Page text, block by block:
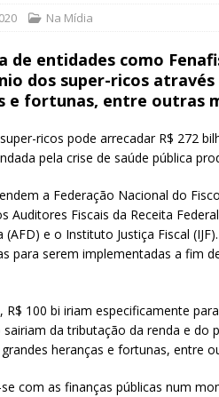
Na Mídia
de entidades como
dos super-ricos
e fortunas, entre outras
ricos pode arrecadar R$ 272
pela crise de saúde pública
a Federação Nacional do
Auditores Fiscais da Receita
(AFD) e o Instituto Justiça Fiscal
para serem implementadas a fim
R$ 100 bi iriam especificamente
sairiam da tributação da renda e do
heranças e fortunas, entre
se com as finanças públicas num